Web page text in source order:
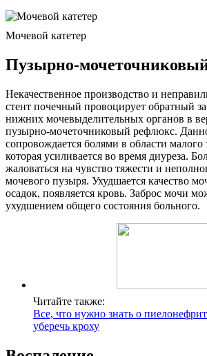
Мочевой катетер
Пузырно-
Некачественное производство и
стент почечный провоцирует обратный
нижних мочевыделительных органов в
пузырно-мочеточниковый рефлюкс.
сопровождается болями в области малого
которая усиливается во время диуреза.
жаловаться на чувство тяжести и
мочевого пузыря. Ухудшается качество
осадок, появляется кровь. Заброс мочи
ухудшением общего состояния больного.
Читайте также:
Все, что нужно знать о
уберечь кроху